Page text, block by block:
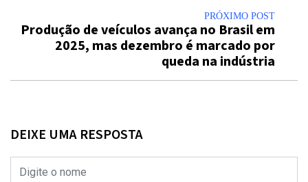
PRÓXIMO POST
Produção de veículos avança no Brasil em
2025, mas dezembro é marcado por
queda na indústria
DEIXE UMA RESPOSTA